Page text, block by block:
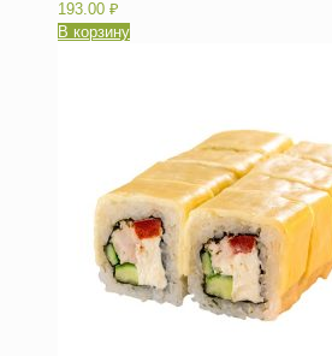
193.00 ₽
В корзину